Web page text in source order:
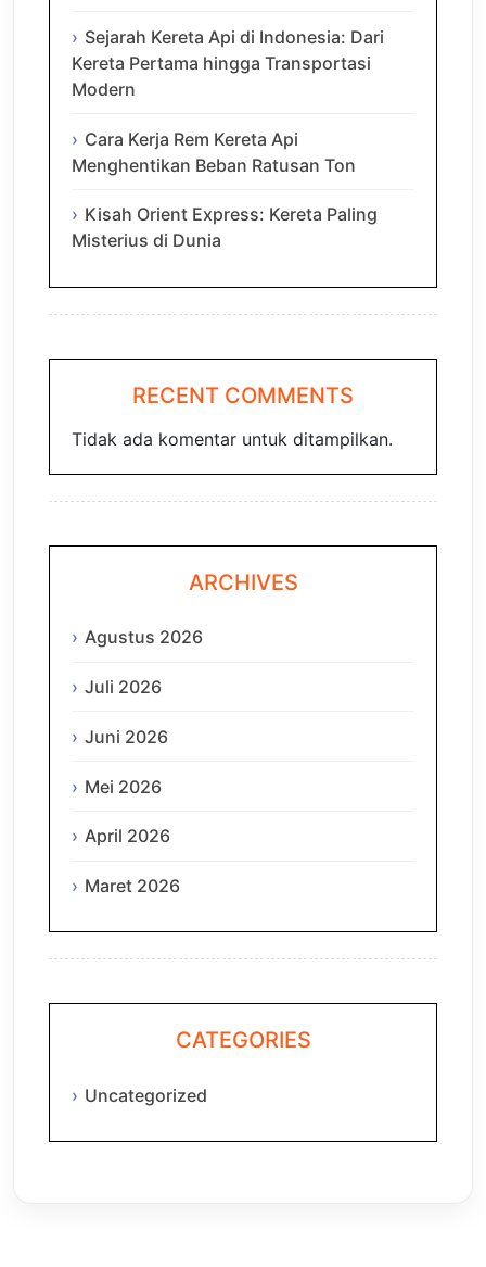
Sejarah Kereta Api di Indonesia: Dari
Kereta Pertama hingga Transportasi
Modern
Cara Kerja Rem Kereta Api
Menghentikan Beban Ratusan Ton
Kisah Orient Express: Kereta Paling
Misterius di Dunia
RECENT COMMENTS
Tidak ada komentar untuk ditampilkan.
ARCHIVES
Agustus 2026
Juli 2026
Juni 2026
Mei 2026
April 2026
Maret 2026
CATEGORIES
Uncategorized